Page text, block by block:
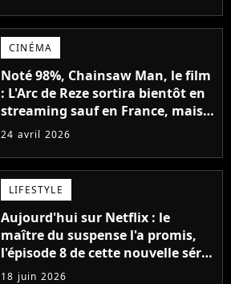
CINÉMA
Noté 98%, Chainsaw Man, le film
: L'Arc de Reze sortira bientôt en
streaming sauf en France, mais
on a quand même une bonne
24 avril 2026
LIFESTYLE
Aujourd'hui sur Netflix : le
maître du suspense l'a promis,
l'épisode 8 de cette nouvelle série
vous fera pleurer
18 juin 2026